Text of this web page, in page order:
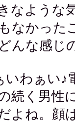
なような
なかった
んな感じ
わぁい♪
続く男性
よね。顔